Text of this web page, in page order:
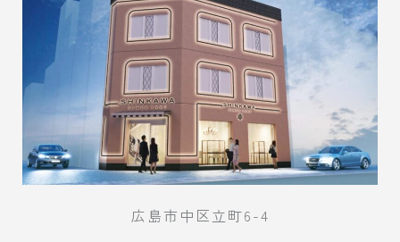
広島市中区立町6-4